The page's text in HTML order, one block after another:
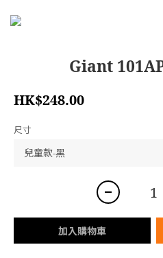
Giant
HK$248.00
尺寸
加入購物車